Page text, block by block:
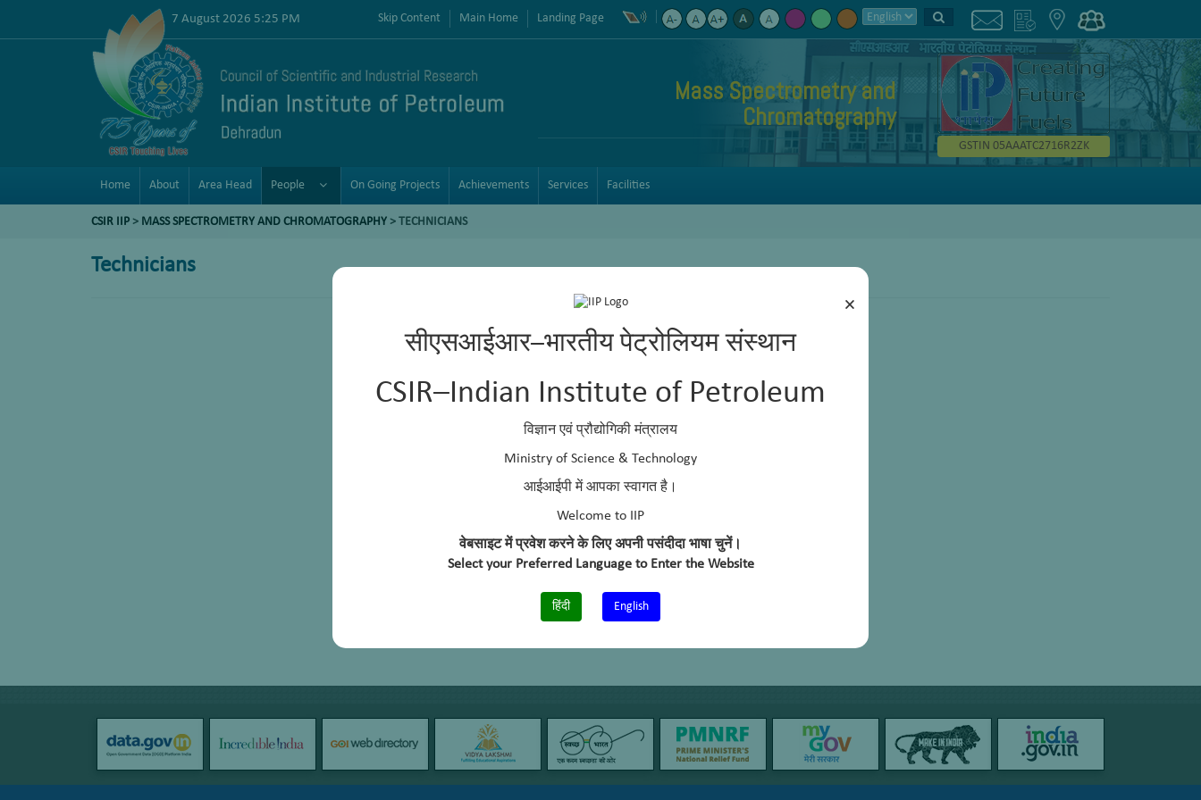
×
सीएसआईआर–भारतीय पेट्रोलियम संस्थान
CSIR–Indian Institute of Petroleum
विज्ञान एवं प्रौद्योगिकी मंत्रालय
Ministry of Science & Technology
आईआईपी में आपका स्वागत है।
Welcome to IIP
वेबसाइट में प्रवेश करने के लिए अपनी पसंदीदा भाषा चुनें।
Select your Preferred Language to Enter the Website
हिंदी English
7 August 2026 5:25 PM Skip Content Main Home Landing Page
Mass Spectrometry and
Chromatography
GSTIN 05AAATC2716R2ZK
Home About Area Head People On Going Projects Achievements Services Facilities
CSIR IIP > MASS SPECTROMETRY AND CHROMATOGRAPHY > TECHNICIANS
Technicians